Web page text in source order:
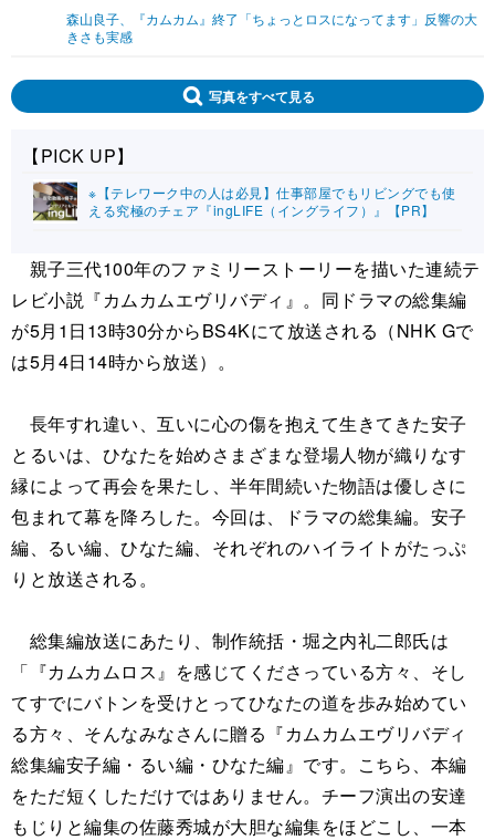
ショッピング その他
森山良子、『カムカム』終了「ちょっとロスになってます」反響の大
きさも実感
写真をすべて見る
【PICK UP】
※【テレワーク中の人は必見】仕事部屋でもリビングでも使
える究極のチェア『ingLIFE（イングライフ）』【PR】
親子三代100年のファミリーストーリーを描いた連続テ
レビ小説『カムカムエヴリバディ』。同ドラマの総集編
が5月1日13時30分からBS4Kにて放送される（NHK Gで
は5月4日14時から放送）。
長年すれ違い、互いに心の傷を抱えて生きてきた安子
とるいは、ひなたを始めさまざまな登場人物が織りなす
縁によって再会を果たし、半年間続いた物語は優しさに
包まれて幕を降ろした。今回は、ドラマの総集編。安子
編、るい編、ひなた編、それぞれのハイライトがたっぷ
りと放送される。
総集編放送にあたり、制作統括・堀之内礼二郎氏は
「『カムカムロス』を感じてくださっている方々、そし
てすでにバトンを受けとってひなたの道を歩み始めてい
る方々、そんなみなさんに贈る『カムカムエヴリバディ
総集編安子編・るい編・ひなた編』です。こちら、本編
をただ短くしただけではありません。チーフ演出の安達
もじりと編集の佐藤秀城が大胆な編集をほどこし、一本